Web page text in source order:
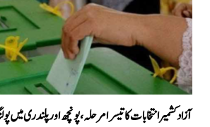
آزاد کشمیر انتخابات کا تیسرا مرحلہ، پونچھ اور پلندری میں